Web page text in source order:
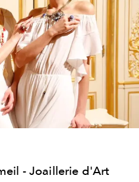
- Joaillerie d'Art